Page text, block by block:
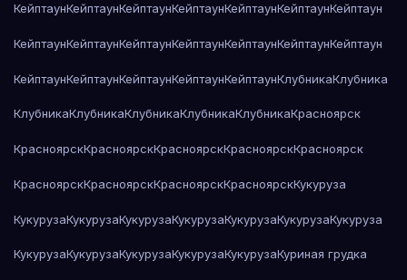
КейптаунКейптаунКейптаунКейптаунКейптаунКейптаунКейптаун
КейптаунКейптаунКейптаунКейптаунКейптаунКейптаунКейптаун
КейптаунКейптаунКейптаунКейптаунКейптаунКлубникаКлубника
КлубникаКлубникаКлубникаКлубникаКлубникаКрасноярск
КрасноярскКрасноярскКрасноярскКрасноярскКрасноярск
КрасноярскКрасноярскКрасноярскКрасноярскКукуруза
КукурузаКукурузаКукурузаКукурузаКукурузаКукурузаКукуруза
КукурузаКукурузаКукурузаКукурузаКукурузаКуриная грудка